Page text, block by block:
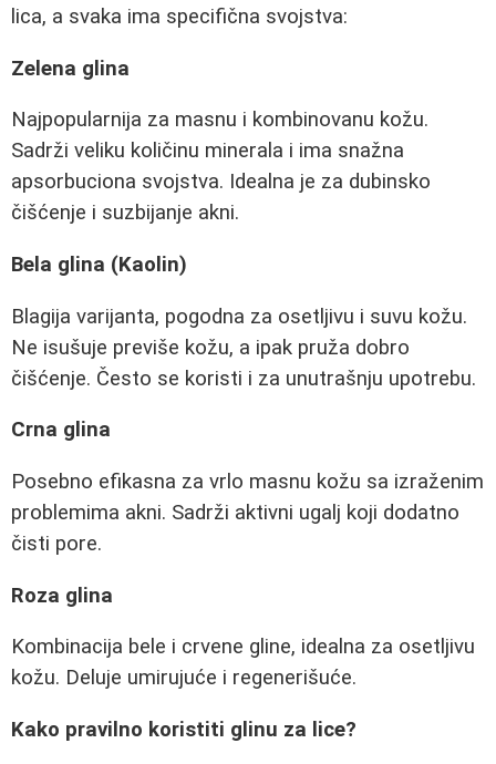
lica, a svaka ima specifična svojstva:
Zelena glina
Najpopularnija za masnu i kombinovanu kožu.
Sadrži veliku količinu minerala i ima snažna
apsorbuciona svojstva. Idealna je za dubinsko
čišćenje i suzbijanje akni.
Bela glina (Kaolin)
Blagija varijanta, pogodna za osetljivu i suvu kožu.
Ne isušuje previše kožu, a ipak pruža dobro
čišćenje. Često se koristi i za unutrašnju upotrebu.
Crna glina
Posebno efikasna za vrlo masnu kožu sa izraženim
problemima akni. Sadrži aktivni ugalj koji dodatno
čisti pore.
Roza glina
Kombinacija bele i crvene gline, idealna za osetljivu
kožu. Deluje umirujuće i regenerišuće.
Kako pravilno koristiti glinu za lice?